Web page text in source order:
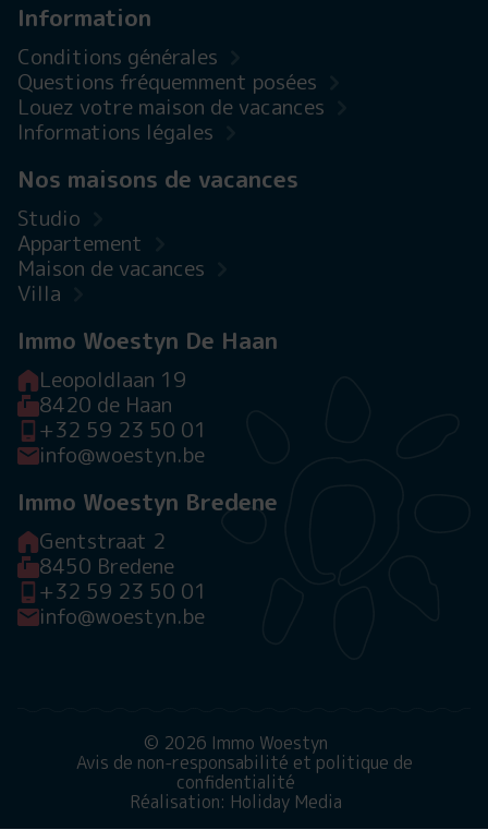
Information
Conditions générales
Questions fréquemment posées
Louez votre maison de vacances
Informations légales
Nos maisons de vacances
Studio
Appartement
Maison de vacances
Villa
Immo Woestyn De Haan
Leopoldlaan 19
8420 de Haan
+32 59 23 50 01
info@woestyn.be
Immo Woestyn Bredene
Gentstraat 2
8450 Bredene
+32 59 23 50 01
info@woestyn.be
© 2026 Immo Woestyn
Avis de non-responsabilité et politique de
confidentialité
Réalisation: Holiday Media